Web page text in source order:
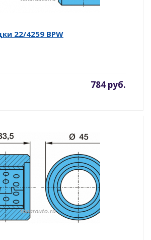
22/4259 BPW
784 руб.